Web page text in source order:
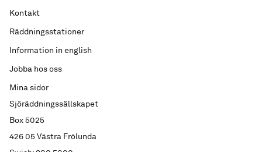
Sjöräddningssällskapet
Box 5025
426 05 Västra Frölunda
Kontakt
Räddningsstationer
Information in english
Jobba hos oss
Mina sidor